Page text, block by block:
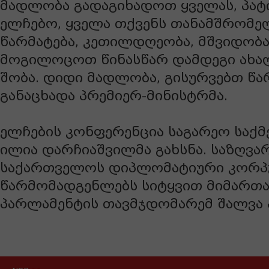
მადლობა გადაგიხადოთ ყველას,
ელჩებო, ყველა თქვენს
წარმატება, კეთილდღეობა,
მოგილოცოთ წინასწარ დამდეგი
შობა. დიდი მადლობა, გისურვებთ
განაცხადა პრემიერ-მინისტრმა.
ელჩების კონფერენცია საგარეო
ილია დარჩიაშვილმა გახსნა.
საქართველოს დიპლომატიური
წარმომადგენლებს სიტყვით
პარლამენტის თავმჯდომარემ შალვა